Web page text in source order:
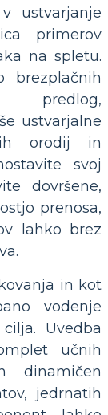
ustvarjanje
primerov
na spletu.
brezplačnih
predlog,
ustvarjalne
orodij in
svoj
dovršene,
prenosa,
lahko brez
in kot
vodenje
Uvedba
učnih
dinamičen
jedrnatih